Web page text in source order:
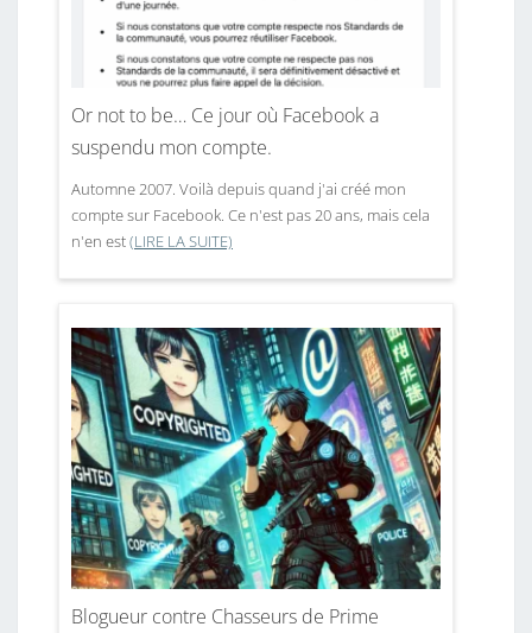
Or not to be… Ce jour où Facebook a
suspendu mon compte.
Automne 2007. Voilà depuis quand j'ai créé mon
compte sur Facebook. Ce n'est pas 20 ans, mais cela
n'en est(LIRE LA SUITE)
Blogueur contre Chasseurs de Prime